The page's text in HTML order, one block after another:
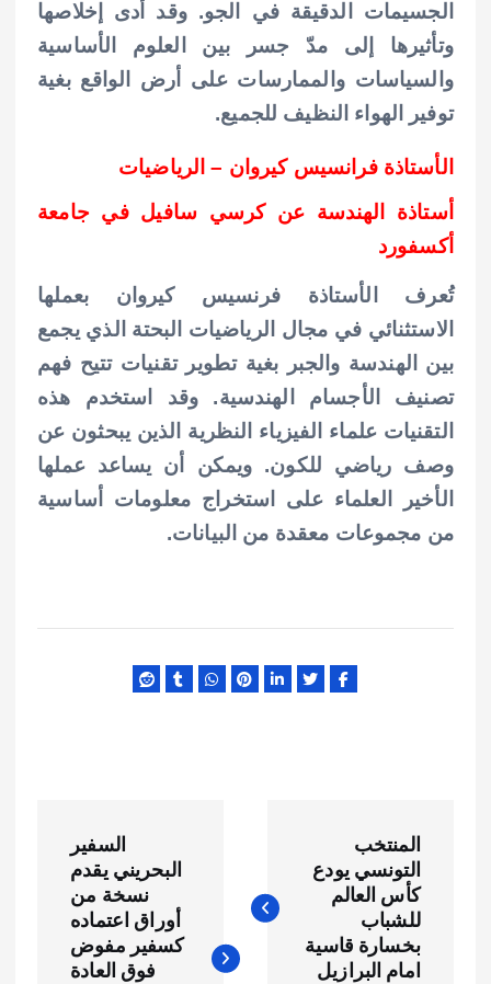
الجسيمات الدقيقة في الجو. وقد أدى إخلاصها
وتأثيرها إلى مدّ جسر بين العلوم الأساسية
والسياسات والممارسات على أرض الواقع بغية
توفير الهواء النظيف للجميع.
الأستاذة فرانسيس كيروان – الرياضيات
أستاذة الهندسة عن كرسي سافيل في جامعة
أكسفورد
تُعرف الأستاذة فرنسيس كيروان بعملها
الاستثنائي في مجال الرياضيات البحتة الذي يجمع
بين الهندسة والجبر بغية تطوير تقنيات تتيح فهم
تصنيف الأجسام الهندسية. وقد استخدم هذه
التقنيات علماء الفيزياء النظرية الذين يبحثون عن
وصف رياضي للكون. ويمكن أن يساعد عملها
الأخير العلماء على استخراج معلومات أساسية
من مجموعات معقدة من البيانات.
ص
المنتخب
التونسي يودع
كأس العالم
للشباب
بخسارة قاسية
امام البرازيل
السفير
البحريني يقدم